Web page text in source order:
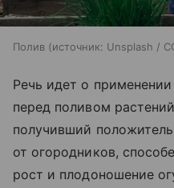
Полив источник: Unsplash /
Речь идет о
перед поливом
получивший
от огородников,
рост и плодоношение